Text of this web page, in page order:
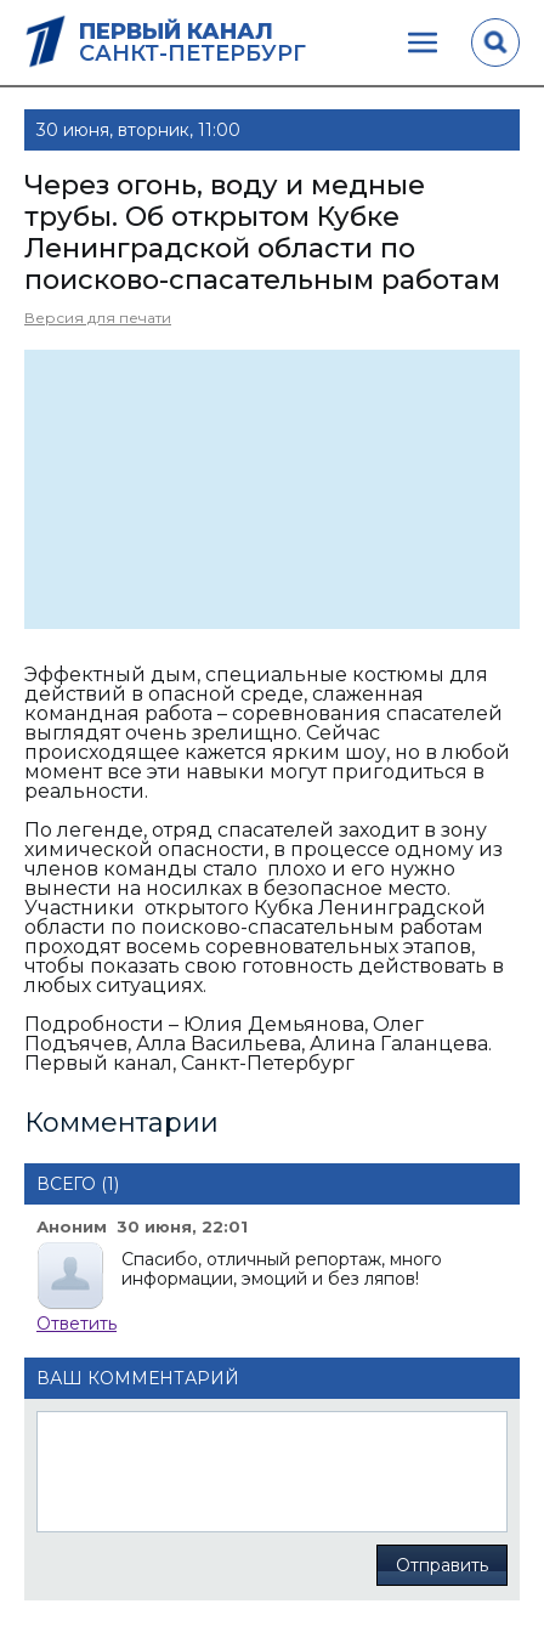
ПЕРВЫЙ КАНАЛ
САНКТ-ПЕТЕРБУРГ
30 июня, вторник, 11:00
Через огонь, воду и медные
трубы. Об открытом Кубке
Ленинградской области по
поисково-спасательным работам
Версия для печати
Эффектный дым, специальные костюмы для
действий в опасной среде, слаженная
командная работа – соревнования спасателей
выглядят очень зрелищно. Сейчас
происходящее кажется ярким шоу, но в любой
момент все эти навыки могут пригодиться в
реальности.
По легенде, отряд спасателей заходит в зону
химической опасности, в процессе одному из
членов команды стало плохо и его нужно
вынести на носилках в безопасное место.
Участники открытого Кубка Ленинградской
области по поисково-спасательным работам
проходят восемь соревновательных этапов,
чтобы показать свою готовность действовать в
любых ситуациях.
Подробности – Юлия Демьянова, Олег
Подъячев, Алла Васильева, Алина Галанцева.
Первый канал, Санкт-Петербург
Комментарии
ВСЕГО (1)
Аноним 30 июня, 22:01
Спасибо, отличный репортаж, много
информации, эмоций и без ляпов!
Ответить
ВАШ КОММЕНТАРИЙ
Отправить